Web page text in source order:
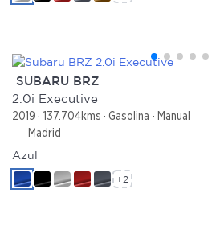
SUBARU BRZ
2.0i Executive
2019 137.704kms Gasolina
Manual
Madrid
Azul
+2